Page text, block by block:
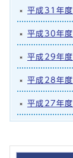
平成31年度
平成30年度
平成29年度
平成28年度
平成27年度